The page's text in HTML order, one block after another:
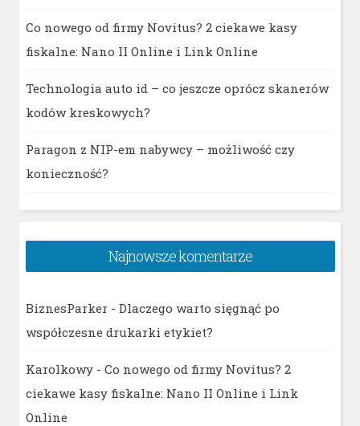
Co nowego od firmy Novitus? 2 ciekawe kasy
fiskalne: Nano II Online i Link Online
Technologia auto id – co jeszcze oprócz skanerów
kodów kreskowych?
Paragon z NIP-em nabywcy – możliwość czy
konieczność?
Najnowsze komentarze
BiznesParker- Dlaczego warto sięgnąć po
współczesne drukarki etykiet?
Karolkowy- Co nowego od firmy Novitus? 2
ciekawe kasy fiskalne: Nano II Online i Link
Online